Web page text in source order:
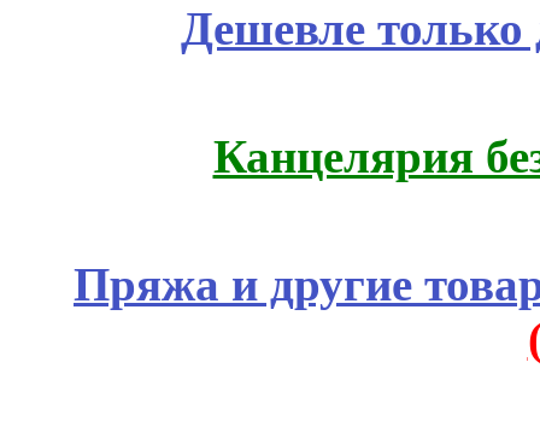
Дешевле
Канцелярия
Пряжа и другие